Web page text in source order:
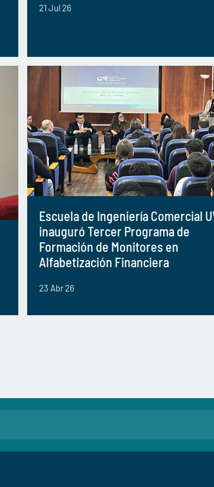
21 Jul 26
Escuela de Ingeniería Comercial
inauguró Tercer Programa de
Formación de Monitores en
Alfabetización Financiera
23 Abr 26